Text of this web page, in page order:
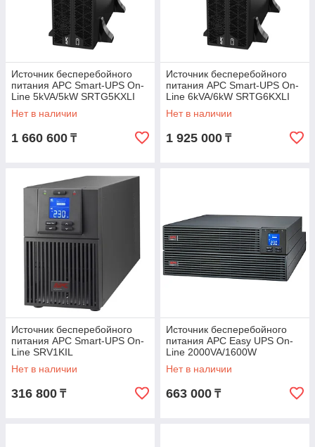
Источник бесперебойного
питания APC Smart-UPS On-
Line 5kVA/5kW SRTG5KXLI
Нет в наличии
1 660 600 ₸
Источник бесперебойного
питания APC Smart-UPS On-
Line 6kVA/6kW SRTG6KXLI
Нет в наличии
1 925 000 ₸
Источник бесперебойного
питания APC Smart-UPS On-
Line SRV1KIL
Нет в наличии
316 800 ₸
Источник бесперебойного
питания APC Easy UPS On-
Line 2000VA/1600W
Rackmount 4U 230V
Нет в наличии
663 000 ₸